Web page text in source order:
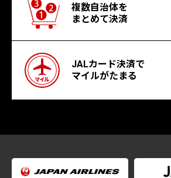
複数自治体を
まとめて決済
JALカード決済で
マイルがたまる